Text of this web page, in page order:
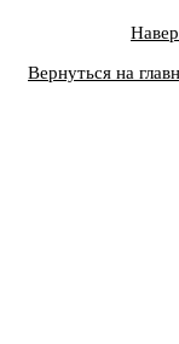
Вернуться на